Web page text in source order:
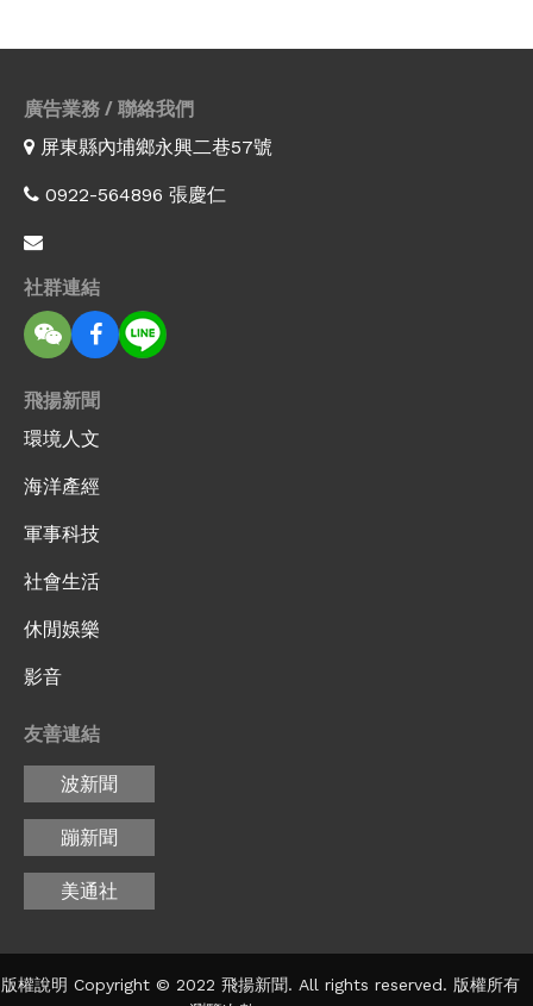
廣告業務 / 聯絡我們
屏東縣內埔鄉永興二巷57號
0922-564896 張慶仁
社群連結
飛揚新聞
環境人文
海洋產經
軍事科技
社會生活
休閒娛樂
影音
友善連結
波新聞
蹦新聞
美通社
版權說明 Copyright © 2022 飛揚新聞. All rights reserved. 版權所有